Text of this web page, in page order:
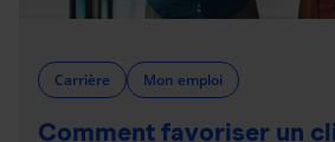
Carrière Mon emploi
Comment favoriser un